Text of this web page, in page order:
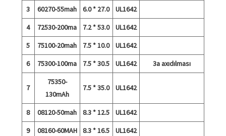
3
60270-55mah 6.0 * 27.0
UL1642
4
72530-200ma 7.2 * 53.0
UL1642
5
75100-20mah 7.5 * 10.0
UL1642
6
75300-100ma 7.5 * 30.5 UL1642 3a axıdılması
7
75350-
130mAh
7.5 * 35.0 UL1642
8 08120-50mah 8.3 * 12.5
UL1642
9
08160-60MAH 8.3 * 16.5 UL1642